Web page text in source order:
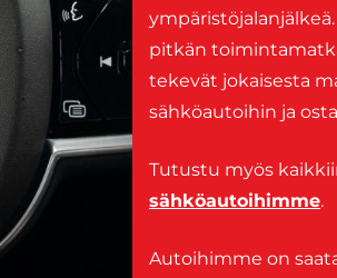
pitkän
tekevät jokaisesta
sähköautoihin ja
Tutustu myös
sähköautoihimme.
Autoihimme on